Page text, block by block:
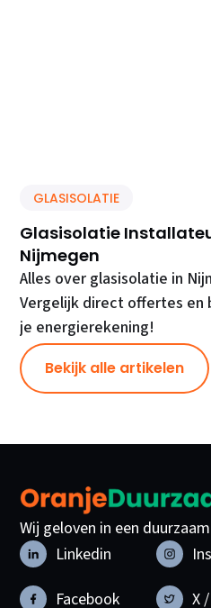
GLASISOLATIE
Glasisolatie
Nijmegen
Alles over glasisolatie in
Vergelijk direct offertes en
je energierekening!
Bekijk alle artikelen
Wij geloven in een
Linkedin
Facebook
X